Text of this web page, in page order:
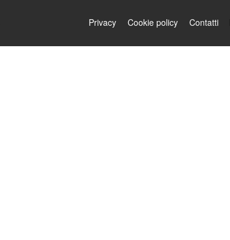
Privacy Cookie policy Contatti